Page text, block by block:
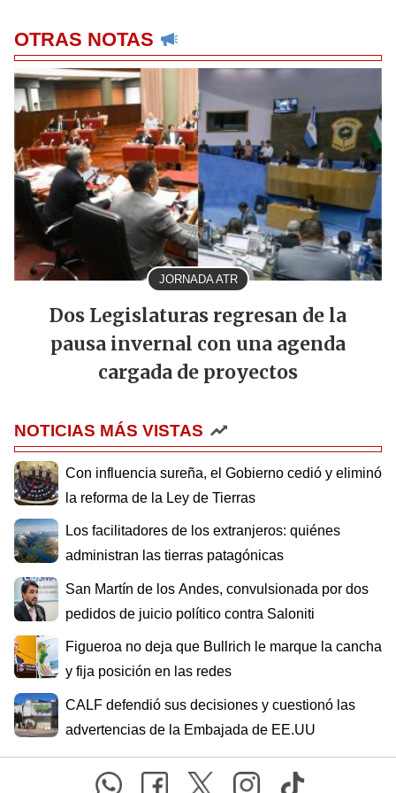
OTRAS NOTAS
JORNADA ATR
Dos Legislaturas regresan de la
pausa invernal con una agenda
cargada de proyectos
NOTICIAS MÁS VISTAS
Con influencia sureña, el Gobierno cedió y eliminó
la reforma de la Ley de Tierras
Los facilitadores de los extranjeros: quiénes
administran las tierras patagónicas
San Martín de los Andes, convulsionada por dos
pedidos de juicio político contra Saloniti
Figueroa no deja que Bullrich le marque la cancha
y fija posición en las redes
CALF defendió sus decisiones y cuestionó las
advertencias de la Embajada de EE.UU